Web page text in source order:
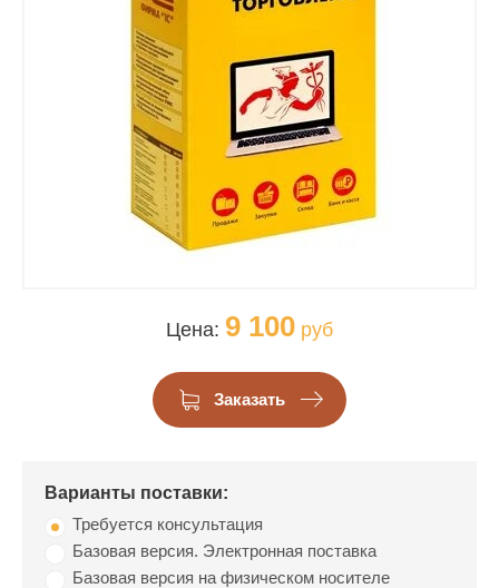
Цена: 9 100 руб
Заказать
Варианты поставки:
Требуется консультация
Базовая версия. Электронная поставка
Базовая версия на физическом носителе